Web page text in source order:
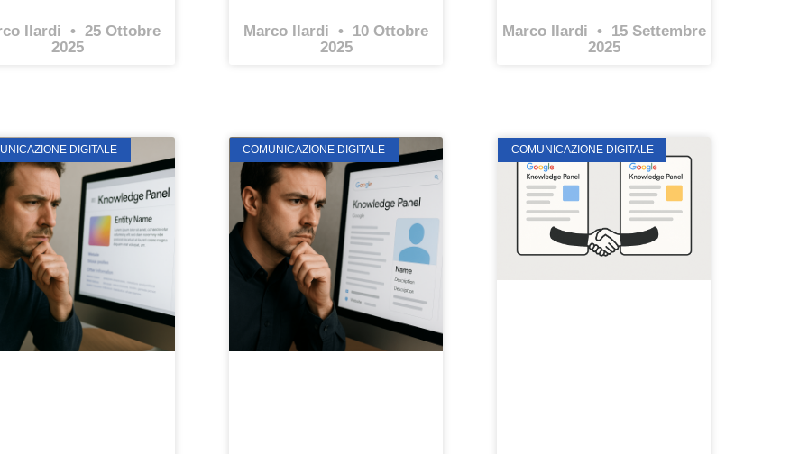
Ilardi
25 Ottobre
2025
Marco Ilardi
10 Ottobre
2025
Marco Ilardi
15 Settembre
2025
DIGITALE COMUNICAZIONE DIGITALE COMUNICAZIONE DIGITALE